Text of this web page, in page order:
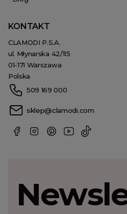
KONTAKT
CLAMODI P.S.A.
ul. Młynarska 42/115
01-171 Warszawa
Polska
509 169 000
sklep@clamodi.com